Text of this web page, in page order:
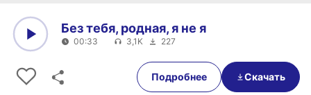
00:33
Без тебя, родная, я не я
00:33 3,1K 227
Подробнее Скачать